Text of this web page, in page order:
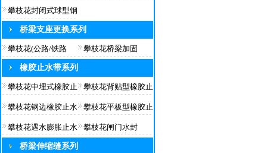
攀枝花封闭式球型钢
桥梁支座更换系列
攀枝花(公路/铁路 攀枝花桥梁加固
橡胶止水带系列
攀枝花中埋式橡胶止 攀枝花背贴型橡胶止
攀枝花钢边橡胶止水 攀枝花平板型橡胶止
攀枝花遇水膨胀止水 攀枝花闸门水封
桥梁伸缩缝系列